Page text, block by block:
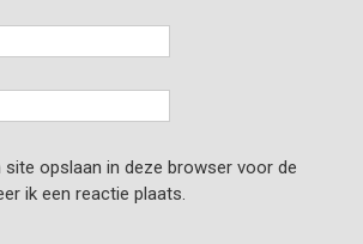
site opslaan in deze browser voor de
ik een reactie plaats.